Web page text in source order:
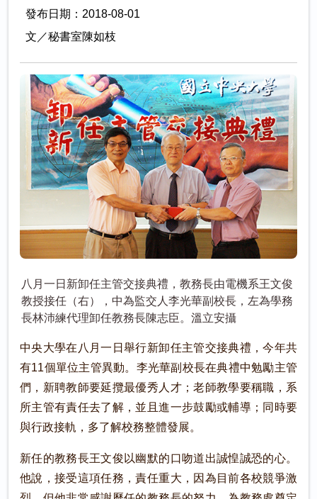
發布日期：2018-08-01
文／秘書室陳如枝
八月一日新卸任主管交接典禮，教務長由電機系王文俊
教授接任（右），中為監交人李光華副校長，左為學務
長林沛練代理卸任教務長陳志臣。溫立安攝
中央大學在八月一日舉行新卸任主管交接典禮，今年共
有11個單位主管異動。李光華副校長在典禮中勉勵主管
們，新聘教師要延攬最優秀人才；老師教學要稱職，系
所主管有責任去了解，並且進一步鼓勵或輔導；同時要
與行政接軌，多了解校務整體發展。
新任的教務長王文俊以幽默的口吻道出誠惶誠恐的心。
他說，接受這項任務，責任重大，因為目前各校競爭激